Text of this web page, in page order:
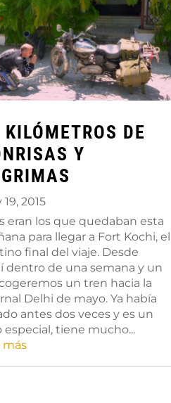
DE
Y
19, 2015
eran los que quedaban esta
para llegar a Fort Kochi, el
final del viaje. Desde
dentro de una semana y un
un tren hacia la
Delhi de mayo. Ya había
antes dos veces y es un
especial, tiene mucho...
más